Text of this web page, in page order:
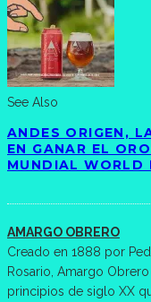
See Also
ANDES ORIGEN,
EN GANAR EL
MUNDIAL WORLD
AMARGO OBRERO
Creado en 1888 por
Rosario, Amargo
principios de siglo XX